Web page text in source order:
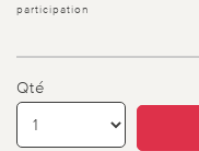
participation
Qté